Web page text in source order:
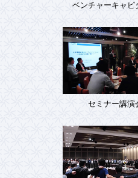
ベンチャーキャピ
セミナー講演